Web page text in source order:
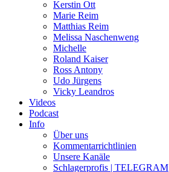
Kerstin Ott
Marie Reim
Matthias Reim
Melissa Naschenweng
Michelle
Roland Kaiser
Ross Antony
Udo Jürgens
Vicky Leandros
Videos
Podcast
Info
Über uns
Kommentarrichtlinien
Unsere Kanäle
Schlagerprofis | TELEGRAM